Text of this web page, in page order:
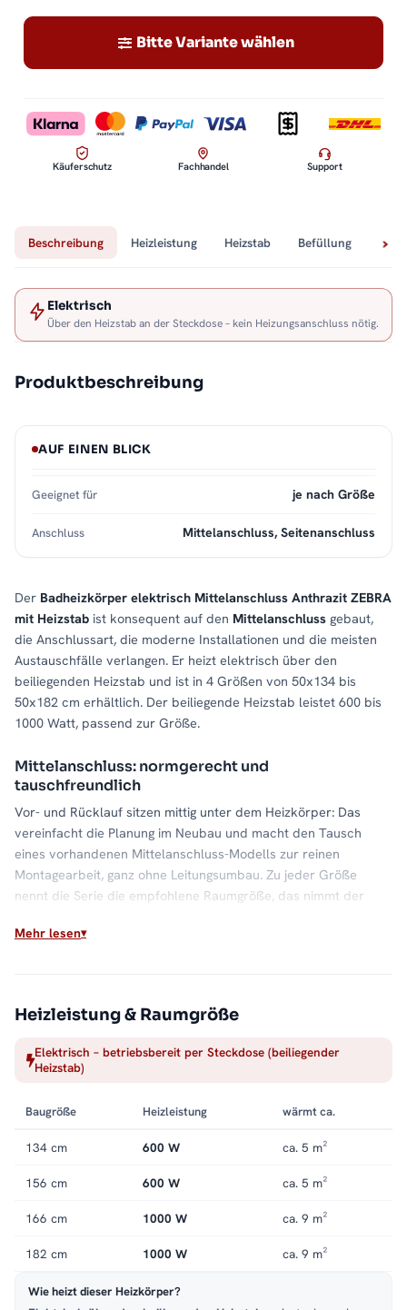
Bitte Variante wählen
Käuferschutz Fachhandel Support
Beschreibung Heizleistung Heizstab Befüllung
Elektrisch
Über den Heizstab an der Steckdose – kein Heizungsanschluss nötig.
Produktbeschreibung
Der Badheizkörper elektrisch Mittelanschluss Anthrazit ZEBRA
mit Heizstab ist konsequent auf den Mittelanschluss gebaut,
die Anschlussart, die moderne Installationen und die meisten
Austauschfälle verlangen. Er heizt elektrisch über den
beiliegenden Heizstab und ist in 4 Größen von 50x134 bis
50x182 cm erhältlich. Der beiliegende Heizstab leistet 600 bis
1000 Watt, passend zur Größe.
Mittelanschluss: normgerecht und
tauschfreundlich
Vor- und Rücklauf sitzen mittig unter dem Heizkörper: Das
vereinfacht die Planung im Neubau und macht den Tausch
eines vorhandenen Mittelanschluss-Modells zur reinen
Montagearbeit, ganz ohne Leitungsumbau. Zu jeder Größe
nennt die Serie die empfohlene Raumgröße, das nimmt der
steckerfertige, SMART-, befüllte und Glykol-Varianten bereit.
Der Heizstab ist spritzwassergeschützt nach IPX4.
Farbe und Wirkung
ruhigen Ton.
Wandmontage, Anschluss mittig. Weitere Modelle finden Sie in
der Kategorie
Badheizkörper mit Mittelanschluss .
AUF EINEN BLICK
Geeignet für je nach Größe
Anschluss Mittelanschluss, Seitenanschluss
Mehr lesen
Heizleistung & Raumgröße
Elektrisch – betriebsbereit per Steckdose (beiliegender
Heizstab)
Baugröße Heizleistung wärmt ca.
134 cm 600 W ca. 5 m²
156 cm 600 W ca. 5 m²
166 cm 1000 W ca. 9 m²
182 cm 1000 W ca. 9 m²
Wie heizt dieser Heizkörper?